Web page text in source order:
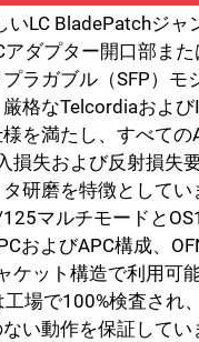
いLC BladePatchジャ
ダプター開口部また
ラガブル（SFP）モ
格なTelcordiaおよび
様を満たし、すべての
損失および反射損失
研磨を特徴としてい
マルチモードと
およびAPC構成、
ケット構造で利用可
場で100%検査され
い動作を保証してい